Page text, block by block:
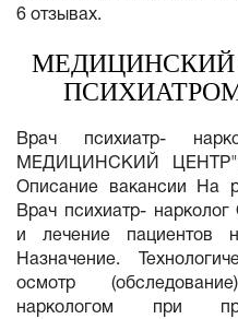
6 отзывах.
МЕДИЦИНСКИЙ
Врач психиатр-
МЕДИЦИНСКИЙ
Описание вакансии На
Врач психиатр-
и лечение пациентов
Назначение.
осмотр
наркологом при